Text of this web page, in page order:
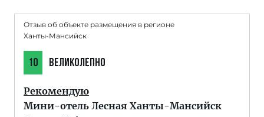
Отзыв об объекте размещения в регионе
Ханты-Мансийск
10 ВЕЛИКОЛЕПНО
Рекомендую
Мини-отель Лесная Ханты-Мансийск